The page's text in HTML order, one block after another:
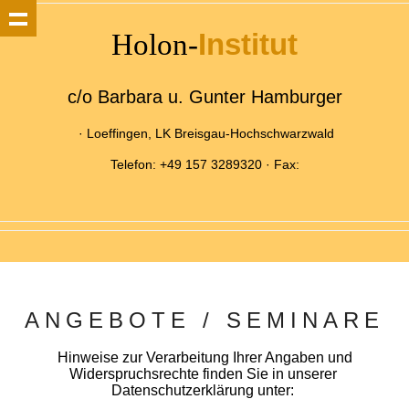
Holon-Institut
c/o Barbara u. Gunter Hamburger
· Loeffingen, LK Breisgau-Hochschwarzwald
Telefon: +49 157 3289320 · Fax:
ANGEBOTE / SEMINARE
Hinweise zur Verarbeitung Ihrer Angaben und
Widerspruchsrechte finden Sie in unserer
Datenschutzerklärung unter: